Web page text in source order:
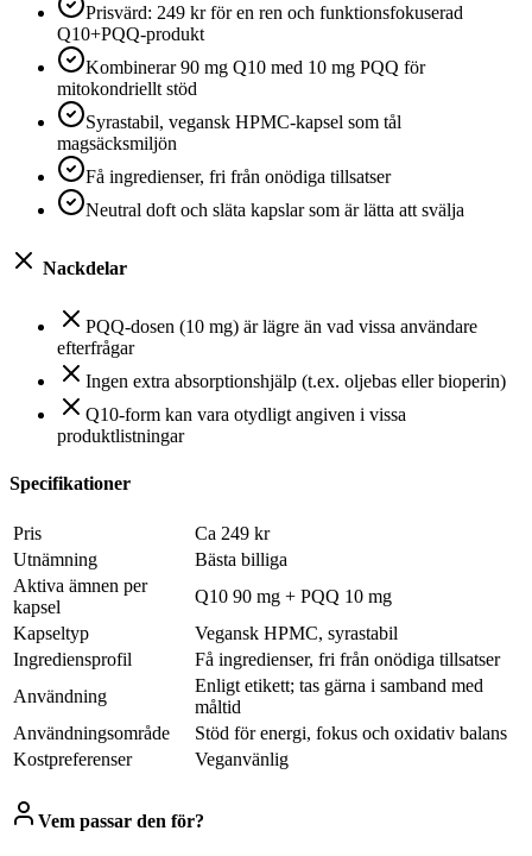
Prisvärd: 249 kr för en ren och funktionsfokuserad
Q10+PQQ-produkt
Kombinerar 90 mg Q10 med 10 mg PQQ för
mitokondriellt stöd
Syrastabil, vegansk HPMC-kapsel som tål
magsäcksmiljön
Få ingredienser, fri från onödiga tillsatser
Neutral doft och släta kapslar som är lätta att svälja
Nackdelar
PQQ-dosen (10 mg) är lägre än vad vissa användare
efterfrågar
Ingen extra absorptionshjälp (t.ex. oljebas eller bioperin)
Q10-form kan vara otydligt angiven i vissa
produktlistningar
Specifikationer
Pris
Ca 249 kr
Utnämning
Bästa billiga
Aktiva ämnen per
kapsel
Q10 90 mg + PQQ 10 mg
Kapseltyp
Vegansk HPMC, syrastabil
Ingrediensprofil
Få ingredienser, fri från onödiga tillsatser
Användning
Enligt etikett; tas gärna i samband med
måltid
Användningsområde
Stöd för energi, fokus och oxidativ balans
Kostpreferenser
Veganvänlig
Vem passar den för?